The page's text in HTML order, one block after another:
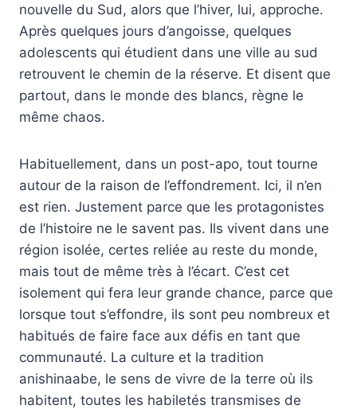
nouvelle du Sud, alors que l’hiver, lui, approche.
Après quelques jours d’angoisse, quelques
adolescents qui étudient dans une ville au sud
retrouvent le chemin de la réserve. Et disent que
partout, dans le monde des blancs, règne le
même chaos.
Habituellement, dans un post-apo, tout tourne
autour de la raison de l’effondrement. Ici, il n’en
est rien. Justement parce que les protagonistes
de l’histoire ne le savent pas. Ils vivent dans une
région isolée, certes reliée au reste du monde,
mais tout de même très à l’écart. C’est cet
isolement qui fera leur grande chance, parce que
lorsque tout s’effondre, ils sont peu nombreux et
habitués de faire face aux défis en tant que
communauté. La culture et la tradition
anishinaabe, le sens de vivre de la terre où ils
habitent, toutes les habiletés transmises de